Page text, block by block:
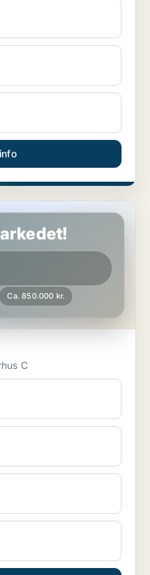
Ca. 850.000 kr.
C